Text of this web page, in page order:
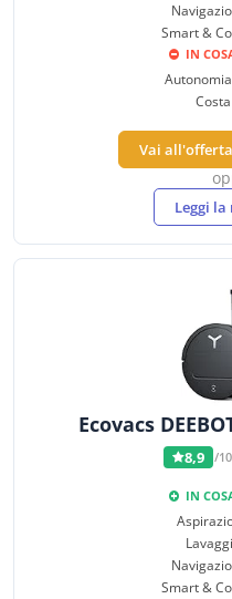
Smart &
IN
Vai
Leggi la
Ecovacs
8,9 /10
IN
Smart &